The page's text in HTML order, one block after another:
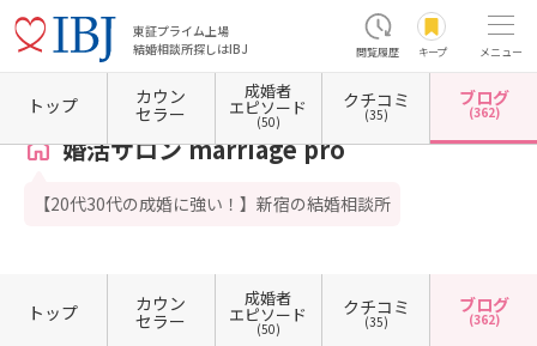
東証プライム上場
結婚相談所探しはIBJ
閲覧履歴 キープ メニュー
ホーム 東京都の結婚相談所 東京都新宿区 東京都新宿区西新宿 婚活サロン marriage
婚活サロン marriage pro
【20代30代の成婚に強い！】新宿の結婚相談所
トップ カウン
セラー
成婚者
エピソード
(50)
クチコミ
(35)
ブログ
(362)
トップ カウン
セラー
成婚者
エピソード
(50)
クチコミ
(35)
ブログ
(362)